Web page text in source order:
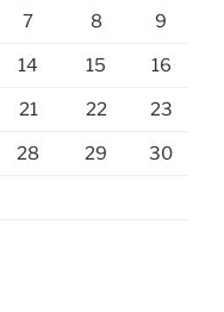
7 8 9
14 15 16
21 22 23
28 29 30